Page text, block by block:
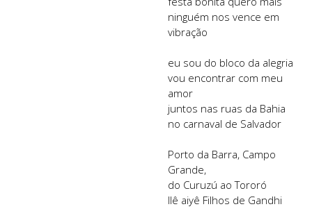
ninguém nos vence em
vibração
eu sou do bloco da alegria
vou encontrar com meu
amor
juntos nas ruas da Bahia
no carnaval de Salvador
Porto da Barra, Campo
Grande,
do Curuzú ao Tororó
Ilê aiyê Filhos de Gandhi